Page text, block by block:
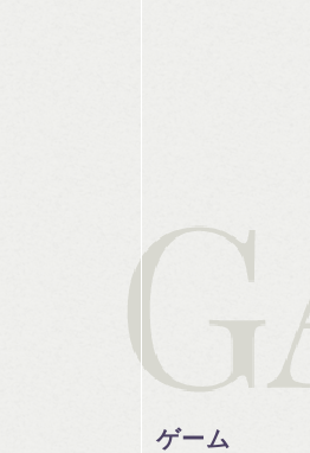
ゲーム